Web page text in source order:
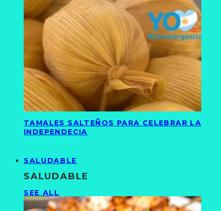
TAMALES SALTEÑOS PARA CELEBRAR LA
INDEPENDECIA
SALUDABLE
SALUDABLE
SEE ALL